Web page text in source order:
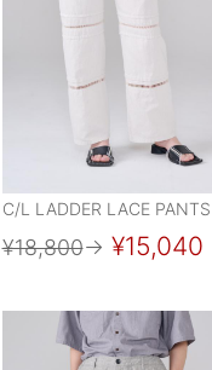
C/L LADDER LACE PANTS
¥18,800→ ¥15,040